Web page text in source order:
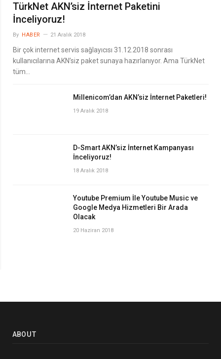
TürkNet AKN’siz İnternet Paketini
İnceliyoruz!
By HABER 21 Aralık 2018
Bir çok internet servis sağlayıcısı 31.12.2018 sonrası
kullanıcılarına AKN’siz paket sunaya hazırlanıyor. Ama TürkNet
tüm…
Millenicom’dan AKN’siz İnternet Paketleri!
19 Aralık 2018
D-Smart AKN’siz İnternet Kampanyası
İnceliyoruz!
18 Aralık 2018
Youtube Premium İle Youtube Music ve
Google Medya Hizmetleri Bir Arada
Olacak
20 Haziran 2018
ABOUT